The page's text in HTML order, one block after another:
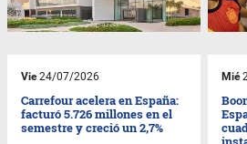
Vie24/07/2026
Carrefour acelera en España:
facturó 5.726 millones en el
semestre y creció un 2,7%
Mié